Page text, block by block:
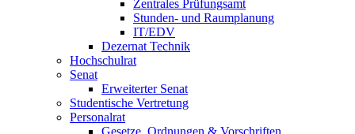
Zentrales Prüfungsamt
Stunden- und Raumplanung
IT/EDV
Dezernat Technik
Hochschulrat
Senat
Erweiterter Senat
Studentische Vertretung
Personalrat